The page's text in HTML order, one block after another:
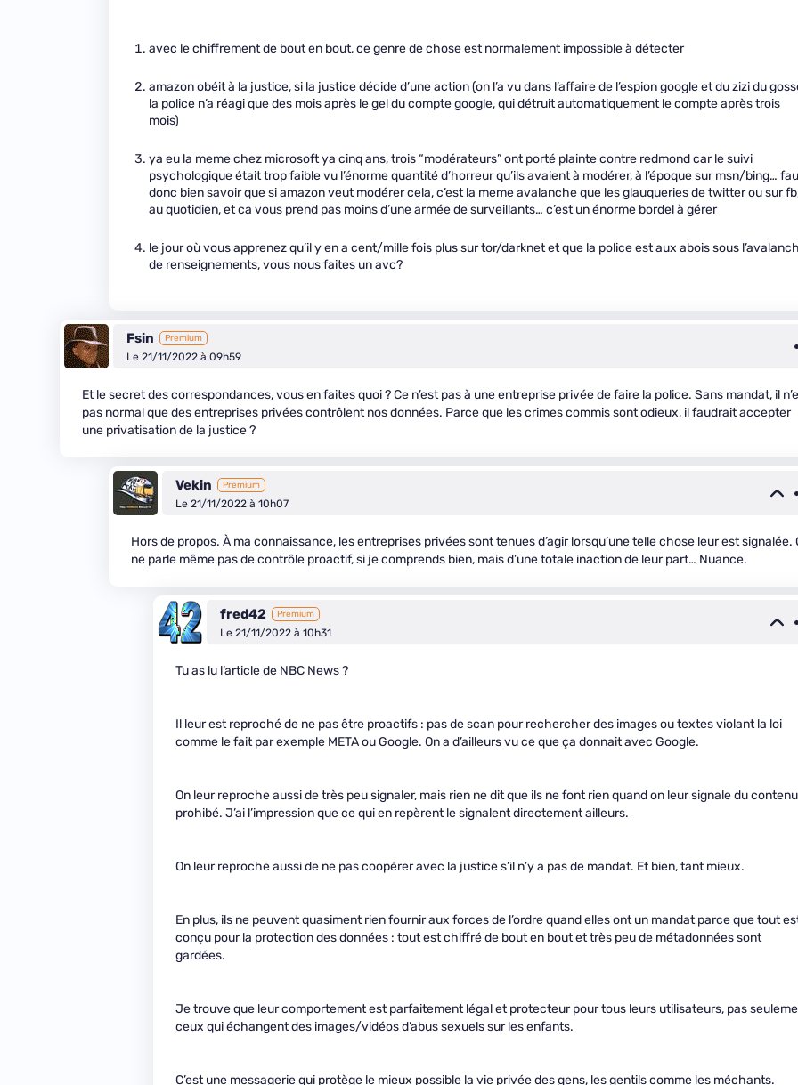
avec le chiffrement de bout en bout, ce genre de chose est normalement impossible à détecter
amazon obéit à la justice, si la justice décide d’une action (on l’a vu dans l’affaire de l’espion google et du zizi du
la police n’a réagi que des mois après le gel du compte google, qui détruit automatiquement le compte après trois
mois)
ya eu la meme chez microsoft ya cinq ans, trois “modérateurs” ont porté plainte contre redmond car le suivi
psychologique était trop faible vu l’énorme quantité d’horreur qu’ils avaient à modérer, à l’époque sur msn/bing…
donc bien savoir que si amazon veut modérer cela, c’est la meme avalanche que les glauqueries de twitter ou sur
au quotidien, et ca vous prend pas moins d’une armée de surveillants… c’est un énorme bordel à gérer
le jour où vous apprenez qu’il y en a cent/mille fois plus sur tor/darknet et que la police est aux abois sous
de renseignements, vous nous faites un avc?
Fsin Premium
Le 21/11/2022 à 09h59
Et le secret des correspondances, vous en faites quoi ? Ce n’est pas à une entreprise privée de faire la police. Sans mandat, il
pas normal que des entreprises privées contrôlent nos données. Parce que les crimes commis sont odieux, il faudrait accepter
une privatisation de la justice ?
Vekin Premium
Le 21/11/2022 à 10h07
Hors de propos. À ma connaissance, les entreprises privées sont tenues d’agir lorsqu’une telle chose leur est signalée.
ne parle même pas de contrôle proactif, si je comprends bien, mais d’une totale inaction de leur part… Nuance.
fred42 Premium
Le 21/11/2022 à 10h31
Tu as lu l’article de NBC News ?
Il leur est reproché de ne pas être proactifs : pas de scan pour rechercher des images ou textes violant la loi
comme le fait par exemple META ou Google. On a d’ailleurs vu ce que ça donnait avec Google.
On leur reproche aussi de très peu signaler, mais rien ne dit que ils ne font rien quand on leur signale du contenu
prohibé. J’ai l’impression que ce qui en repèrent le signalent directement ailleurs.
On leur reproche aussi de ne pas coopérer avec la justice s’il n’y a pas de mandat. Et bien, tant mieux.
En plus, ils ne peuvent quasiment rien fournir aux forces de l’ordre quand elles ont un mandat parce que tout
conçu pour la protection des données : tout est chiffré de bout en bout et très peu de métadonnées sont
gardées.
Je trouve que leur comportement est parfaitement légal et protecteur pour tous leurs utilisateurs, pas
ceux qui échangent des images/vidéos d’abus sexuels sur les enfants.
C’est une messagerie qui protège le mieux possible la vie privée des gens, les gentils comme les méchants.